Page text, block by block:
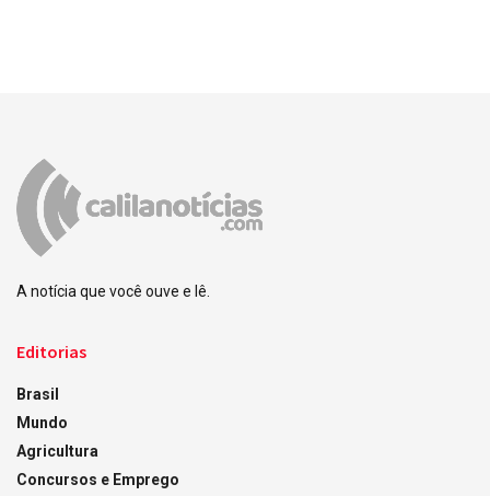
A notícia que você ouve e lê.
Editorias
Brasil
Mundo
Agricultura
Concursos e Emprego